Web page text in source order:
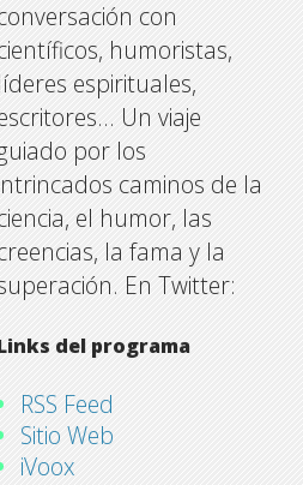
con
humoristas,
líderes espirituales,
Un viaje
por los
caminos de la
el humor, las
la fama y la
En Twitter:
del programa
RSS Feed
Sitio Web
iVoox